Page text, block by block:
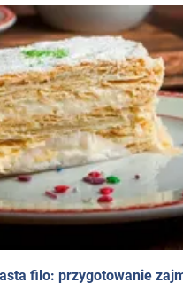
filo: przygotowanie